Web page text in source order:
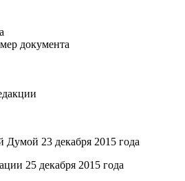
документа
Думой 23 декабря 2015 года
25 декабря 2015 года